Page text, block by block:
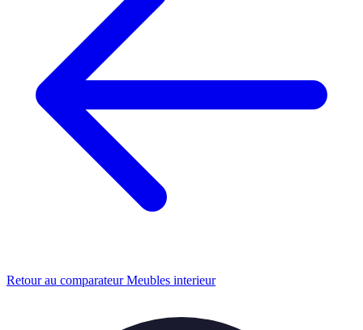
Retour au comparateur Meubles interieur